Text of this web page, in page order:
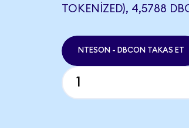
TOKENIZED), 4,5788
NTESON - DBCON TAKAS ET